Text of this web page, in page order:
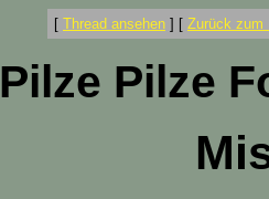
[ Thread ansehen ] [ Zurück zum
Pilze Pilze